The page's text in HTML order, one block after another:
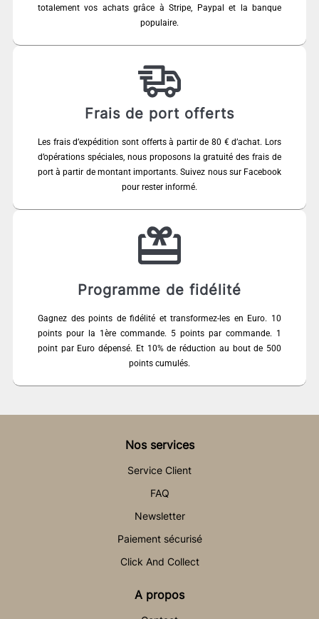
totalement vos achats grâce à Stripe, Paypal et la banque
populaire.
Frais de port offerts
Les frais d’expédition sont offerts à partir de 80 € d’achat. Lors
d’opérations spéciales, nous proposons la gratuité des frais de
port à partir de montant importants. Suivez nous sur Facebook
pour rester informé.
Programme de fidélité
Gagnez des points de fidélité et transformez-les en Euro. 10
points pour la 1ère commande. 5 points par commande. 1
point par Euro dépensé. Et 10% de réduction au bout de 500
points cumulés.
Nos services
Service Client
FAQ
Newsletter
Paiement sécurisé
Click And Collect
A propos